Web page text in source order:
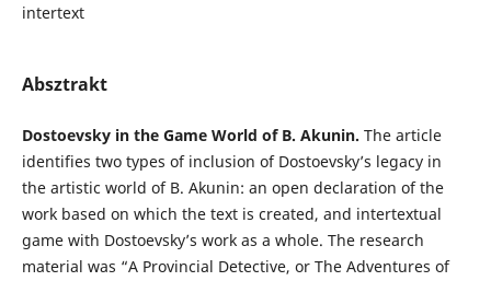
intertext
Absztrakt
Dostoevsky in the Game World of B. Akunin. The article
identifies two types of inclusion of Dostoevsky’s legacy in
the artistic world of B. Akunin: an open declaration of the
work based on which the text is created, and intertextual
game with Dostoevsky’s work as a whole. The research
material was “A Provincial Detective, or The Adventures of